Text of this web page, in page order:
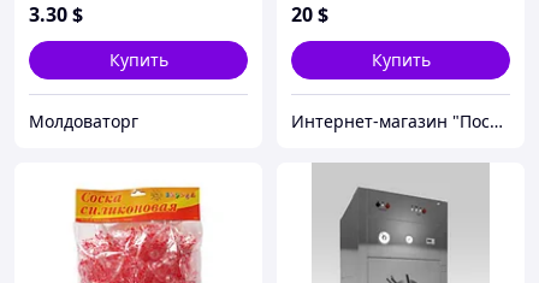
3.30$
Купить
Молдоваторг
20$
Купить
Интернет-магазин "Посудомания"